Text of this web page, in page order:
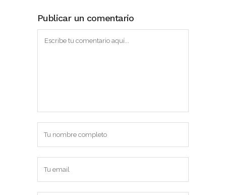
Publicar un comentario